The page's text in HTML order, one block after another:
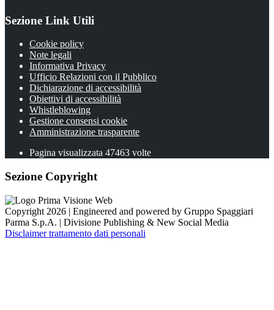
Sezione Link Utili
Cookie policy
Note legali
Informativa Privacy
Ufficio Relazioni con il Pubblico
Dichiarazione di accessibilità
Obiettivi di accessibilità
Whistleblowing
Gestione consensi cookie
Amministrazione trasparente
Pagina visualizzata 47463 volte
Sezione Copyright
Copyright 2026 | Engineered and powered by Gruppo Spaggiari
Parma S.p.A. | Divisione Publishing & New Social Media
Disclaimer trattamento dati personali